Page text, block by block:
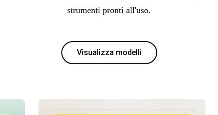
strumenti pronti all'uso.
Visualizza modelli